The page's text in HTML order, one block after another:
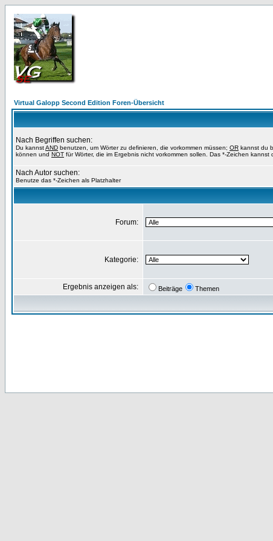
Virtual Galopp Second Edition Foren-Übersicht
Nach Begriffen suchen:
Du kannstAND benutzen, um Wörter zu definieren, die vorkommen müssen; OR kannst du
können und NOT für Wörter, die im Ergebnis nicht vorkommen sollen. Das *-Zeichen kannst
Nach Autor suchen:
Benutze das *-Zeichen als Platzhalter
Forum:
Kategorie:
Ergebnis anzeigen als: Beiträge Themen